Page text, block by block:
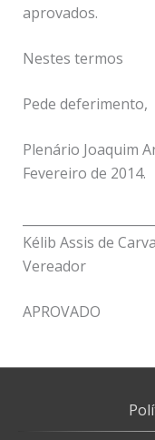
aprovados.
Nestes termos
Pede deferimento,
Plenário Joaquim
Fevereiro de 2014.
Kélib Assis de
Vereador
APROVADO